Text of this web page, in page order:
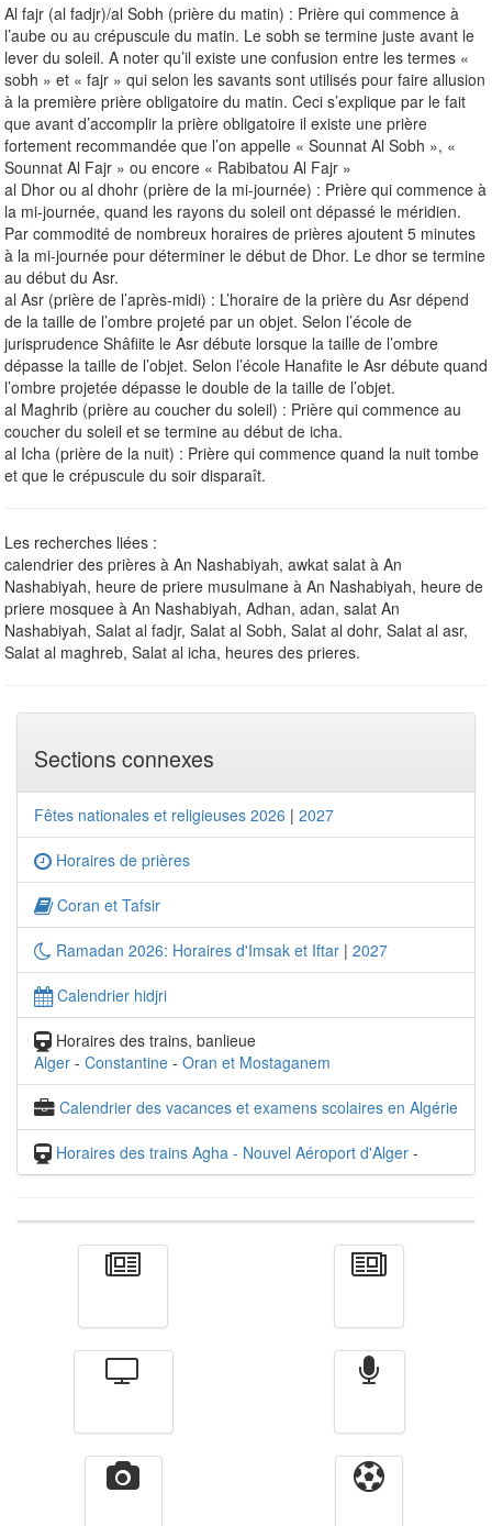
Al fajr (al fadjr)/al Sobh (prière du matin) : Prière qui commence à
l’aube ou au crépuscule du matin. Le sobh se termine juste avant le
lever du soleil. A noter qu’il existe une confusion entre les termes «
sobh » et « fajr » qui selon les savants sont utilisés pour faire allusion
à la première prière obligatoire du matin. Ceci s’explique par le fait
que avant d’accomplir la prière obligatoire il existe une prière
fortement recommandée que l’on appelle « Sounnat Al Sobh », «
Sounnat Al Fajr » ou encore « Rabibatou Al Fajr »
al Dhor ou al dhohr (prière de la mi-journée) : Prière qui commence à
la mi-journée, quand les rayons du soleil ont dépassé le méridien.
Par commodité de nombreux horaires de prières ajoutent 5 minutes
à la mi-journée pour déterminer le début de Dhor. Le dhor se termine
au début du Asr.
al Asr (prière de l’après-midi) : L’horaire de la prière du Asr dépend
de la taille de l’ombre projeté par un objet. Selon l’école de
jurisprudence Shâfiite le Asr débute lorsque la taille de l’ombre
dépasse la taille de l’objet. Selon l’école Hanafite le Asr débute quand
l’ombre projetée dépasse le double de la taille de l’objet.
al Maghrib (prière au coucher du soleil) : Prière qui commence au
coucher du soleil et se termine au début de icha.
al Icha (prière de la nuit) : Prière qui commence quand la nuit tombe
et que le crépuscule du soir disparaît.
Les recherches liées :
calendrier des prières à An Nashabiyah, awkat salat à An
Nashabiyah, heure de priere musulmane à An Nashabiyah, heure de
priere mosquee à An Nashabiyah, Adhan, adan, salat An
Nashabiyah, Salat al fadjr, Salat al Sobh, Salat al dohr, Salat al asr,
Salat al maghreb, Salat al icha, heures des prieres.
Sections connexes
Fêtes nationales et religieuses 2026 | 2027
Horaires de prières
Coran et Tafsir
Ramadan 2026: Horaires d'Imsak et Iftar | 2027
Calendrier hidjri
Horaires des trains, banlieue
Alger - Constantine - Oran et Mostaganem
Calendrier des vacances et examens scolaires en Algérie
Horaires des trains Agha - Nouvel Aéroport d'Alger -